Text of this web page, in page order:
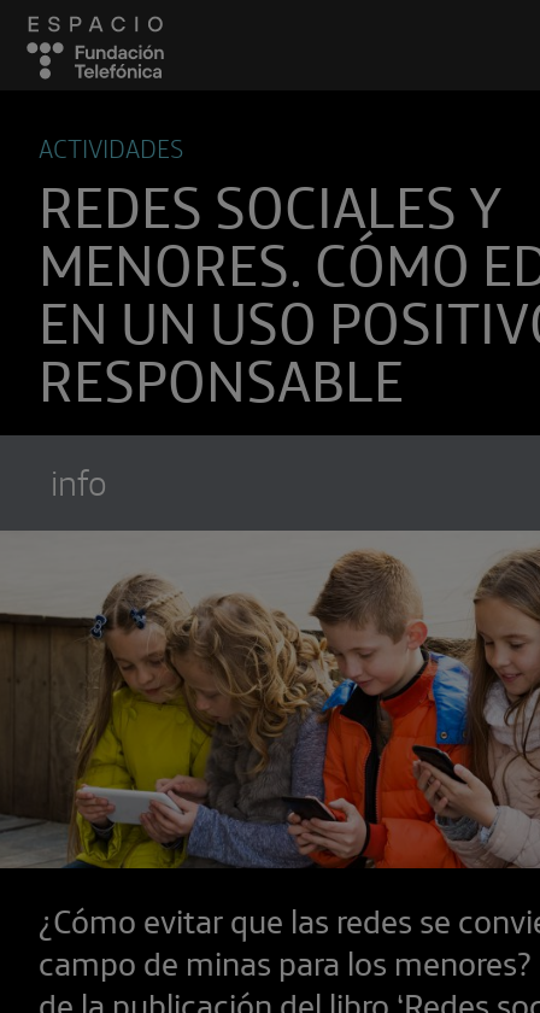
ACTIVIDADES
REDES SOCIALES Y
MENORES. CÓMO
EN UN USO
RESPONSABLE
info
¿Cómo evitar que las redes se
campo de minas para los
Utiliza cualquiera de tus clietes
recibir los nuevos episodios al